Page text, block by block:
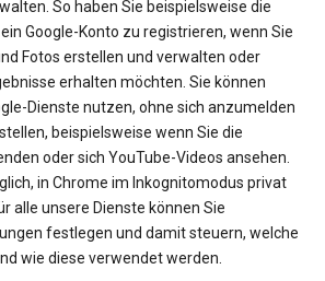
So haben Sie beispielsweise die
Google-Konto zu registrieren, wenn Sie
Fotos erstellen und verwalten oder
erhalten möchten. Sie können
Dienste nutzen, ohne sich anzumelden
beispielsweise wenn Sie die
oder sich YouTube-Videos ansehen.
in Chrome im Inkognitomodus privat
alle unsere Dienste können Sie
festlegen und damit steuern, welche
wie diese verwendet werden.